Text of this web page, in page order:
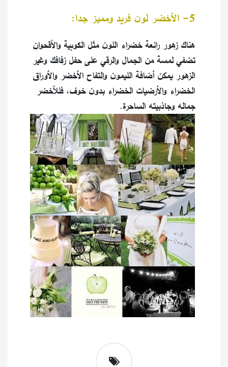
5- الأخضر لون فريد ومميز جدا:
هناك زهور رائعة خضراء اللون مثل الكوبية والأقحوان
تضفي لمسة من الجمال والرقي على حفل زفافك وغير
الزهور يمكن أضافة الليمون والتفاح الأخضر والأوراق
الخضراء والأرضيات الخضراء بدون خوف، فللأخضر
جماله وجاذبيته الساحرة.